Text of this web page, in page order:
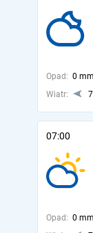
Opad: 0 mm
Wiatr:
07:00
Opad: 0 mm